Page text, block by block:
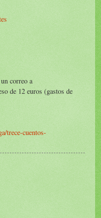
correo a
de 12 euros (gastos de
trece-cuentos-